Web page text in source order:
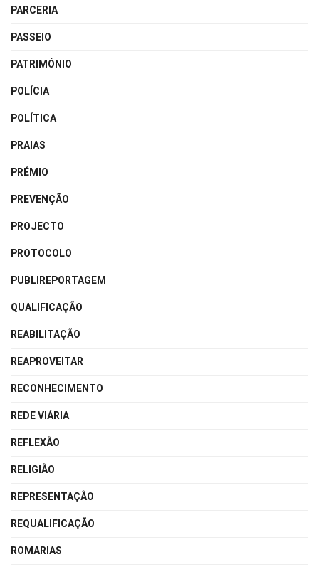
PARCERIA
PASSEIO
PATRIMÓNIO
POLÍCIA
POLÍTICA
PRAIAS
PRÉMIO
PREVENÇÃO
PROJECTO
PROTOCOLO
PUBLIREPORTAGEM
QUALIFICAÇÃO
REABILITAÇÃO
REAPROVEITAR
RECONHECIMENTO
REDE VIÁRIA
REFLEXÃO
RELIGIÃO
REPRESENTAÇÃO
REQUALIFICAÇÃO
ROMARIAS